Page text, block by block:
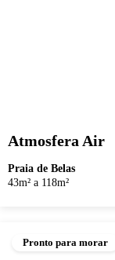
Atmosfera Air
Praia de Belas
43m² a 118m²
Pronto para morar